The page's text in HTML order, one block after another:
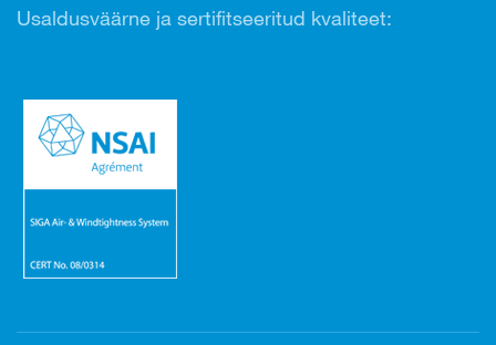
Usaldusväärne ja sertifitseeritud kvaliteet: